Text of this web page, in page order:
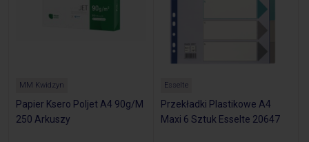
MM Kwidzyn
Papier Ksero Poljet A4 90g/M
250 Arkuszy
Esselte
Przekładki Plastikowe A4
Maxi 6 Sztuk Esselte 20647